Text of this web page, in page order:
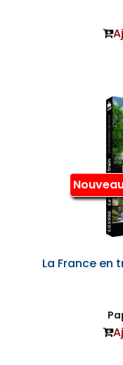
La France en